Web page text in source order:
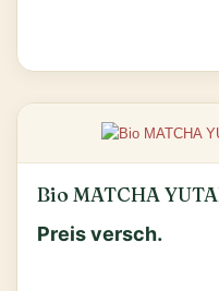
Bio MATCHA
Preis versch.